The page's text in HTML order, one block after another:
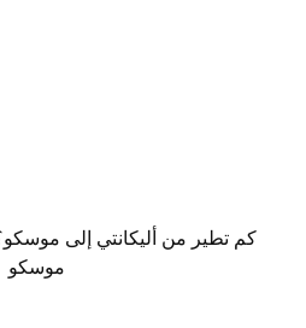
كم تطير من أليكانتي إلى
موسكو